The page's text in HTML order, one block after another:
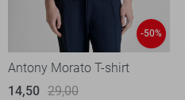
-50%
Antony Morato T-shirt
14,50 29,00